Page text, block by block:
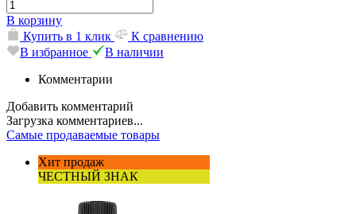
В корзину
Купить в 1 клик
К сравнению
В избранное
В наличии
Комментарии
Добавить комментарий
Загрузка комментариев...
Самые продаваемые товары
Хит продаж
ЧЕСТНЫЙ ЗНАК